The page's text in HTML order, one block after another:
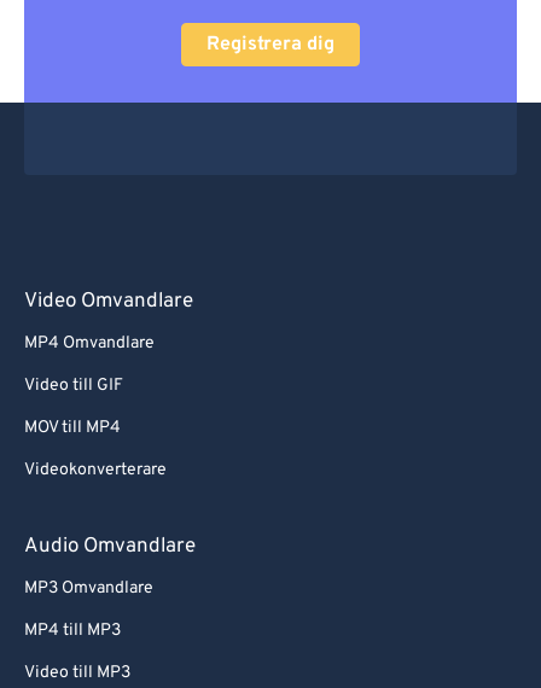
Registrera dig
Video Omvandlare
MP4 Omvandlare
Video till GIF
MOV till MP4
Videokonverterare
Audio Omvandlare
MP3 Omvandlare
MP4 till MP3
Video till MP3